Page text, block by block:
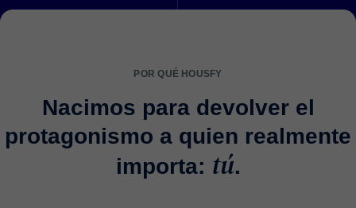
POR QUÉ HOUSFY
Nacimos para devolver el
protagonismo a quien realmente
importa: tú.